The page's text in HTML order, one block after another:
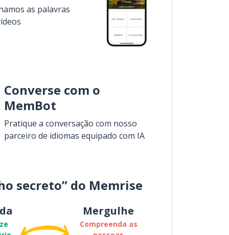
as palavras
Converse com o
MemBot
Pratique a conversação com nosso
parceiro de idiomas equipado com IA
secreto” do Memrise
Mergulhe
Compreenda as